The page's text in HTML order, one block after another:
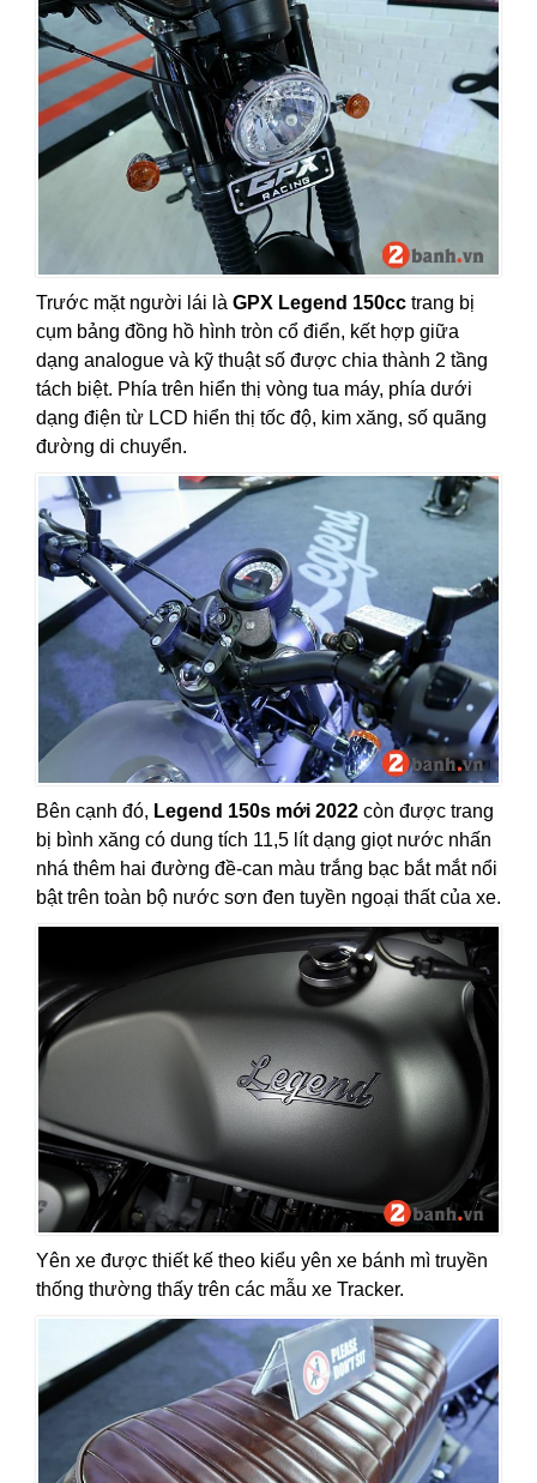
Trước mặt người lái là GPX Legend 150cc trang bị
cụm bảng đồng hồ hình tròn cổ điển, kết hợp giữa
dạng analogue và kỹ thuật số được chia thành 2 tầng
tách biệt. Phía trên hiển thị vòng tua máy, phía dưới
dạng điện từ LCD hiển thị tốc độ, kim xăng, số quãng
đường di chuyển.
Bên cạnh đó, Legend 150s mới 2022 còn được trang
bị bình xăng có dung tích 11,5 lít dạng giọt nước nhấn
nhá thêm hai đường đề-can màu trắng bạc bắt mắt nổi
bật trên toàn bộ nước sơn đen tuyền ngoại thất của xe.
Yên xe được thiết kế theo kiểu yên xe bánh mì truyền
thống thường thấy trên các mẫu xe Tracker.